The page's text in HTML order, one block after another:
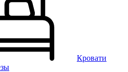
Кровати